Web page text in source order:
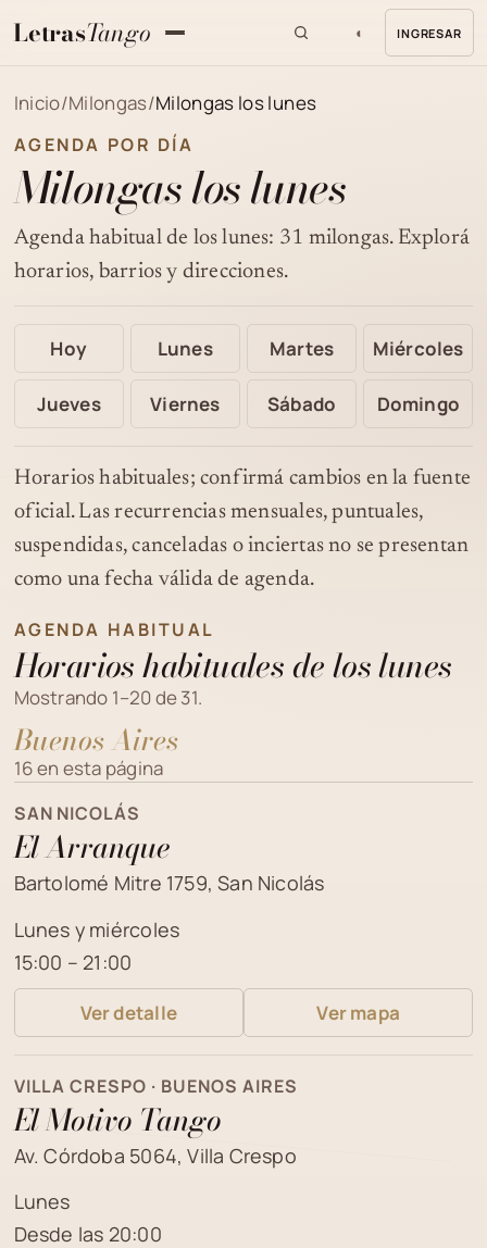
LetrasTango ◐ INGRESAR
Inicio/Milongas/Milongas los lunes
AGENDA POR DÍA
Milongas los lunes
Agenda habitual de los lunes: 31 milongas. Explorá
horarios, barrios y direcciones.
Hoy Lunes Martes Miércoles
Jueves Viernes Sábado Domingo
Horarios habituales; confirmá cambios en la fuente
oficial. Las recurrencias mensuales, puntuales,
suspendidas, canceladas o inciertas no se presentan
como una fecha válida de agenda.
AGENDA HABITUAL
Horarios habituales de los lunes
Mostrando 1–20 de 31.
Buenos Aires
16 en esta página
SAN NICOLÁS
El Arranque
Bartolomé Mitre 1759, San Nicolás
Lunes y miércoles
15:00 – 21:00
Ver detalle Ver mapa
VILLA CRESPO · BUENOS AIRES
El Motivo Tango
Av. Córdoba 5064, Villa Crespo
Lunes
Desde las 20:00